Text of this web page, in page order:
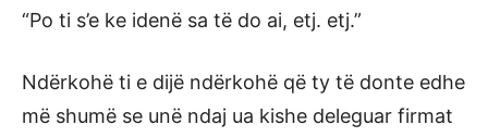
“Po ti s’e ke idenë sa të do ai, etj. etj.”
Ndërkohë ti e dijë ndërkohë që ty të donte edhe
më shumë se unë ndaj ua kishe deleguar firmat